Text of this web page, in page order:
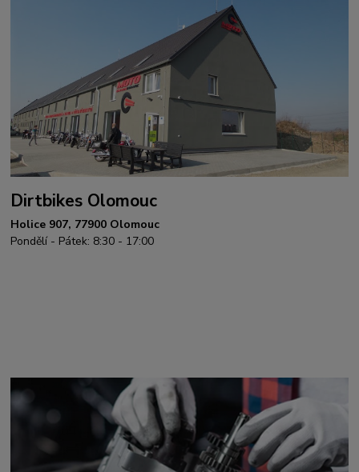
Dirtbikes Olomouc
Holice 907, 77900 Olomouc
Pondělí - Pátek: 8:30 - 17:00